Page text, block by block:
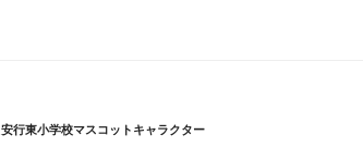
安行東小学校マスコットキャラクター